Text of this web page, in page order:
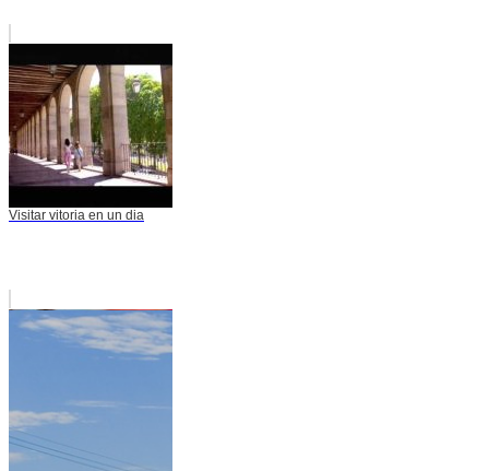
Visitar vitoria en un dia